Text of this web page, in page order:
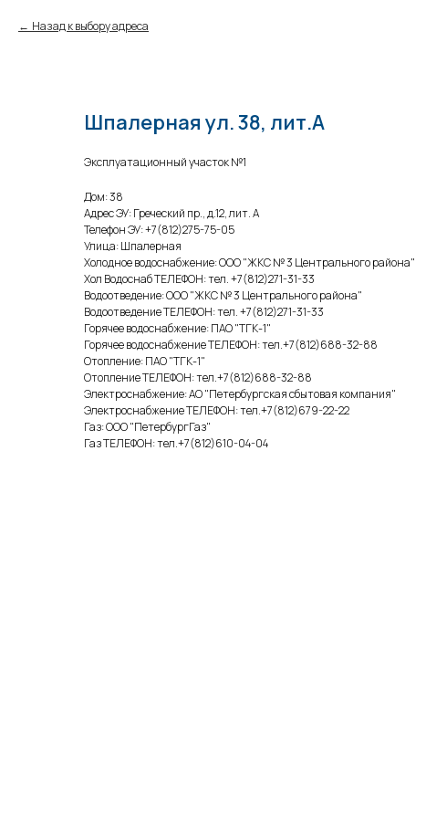
Назад к выбору адреса
Шпалерная ул. 38, лит.А
Эксплуатационный участок №1
Дом: 38
Адрес ЭУ: Греческий пр., д.12, лит. А
Телефон ЭУ: +7(812)275-75-05
Улица: Шпалерная
Холодное водоснабжение: ООО "ЖКС № 3 Центрального района"
Хол Водоснаб ТЕЛЕФОН: тел. +7(812)271-31-33
Водоотведение: ООО "ЖКС № 3 Центрального района"
Водоотведение ТЕЛЕФОН: тел. +7(812)271-31-33
Горячее водоснабжение: ПАО "ТГК-1"
Горячее водоснабжение ТЕЛЕФОН: тел.+7(812)688-32-88
Отопление: ПАО "ТГК-1"
Отопление ТЕЛЕФОН: тел.+7(812)688-32-88
Электроснабжение: АО "Петербургская сбытовая компания"
Электроснабжение ТЕЛЕФОН: тел.+7(812)679-22-22
Газ: ООО "ПетербургГаз"
Газ ТЕЛЕФОН: тел.+7(812)610-04-04